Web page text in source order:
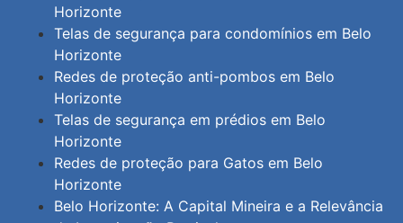
Horizonte
Telas de segurança para condomínios em Belo
Horizonte
Redes de proteção anti-pombos em Belo
Horizonte
Telas de segurança em prédios em Belo
Horizonte
Redes de proteção para Gatos em Belo
Horizonte
Belo Horizonte: A Capital Mineira e a Relevância